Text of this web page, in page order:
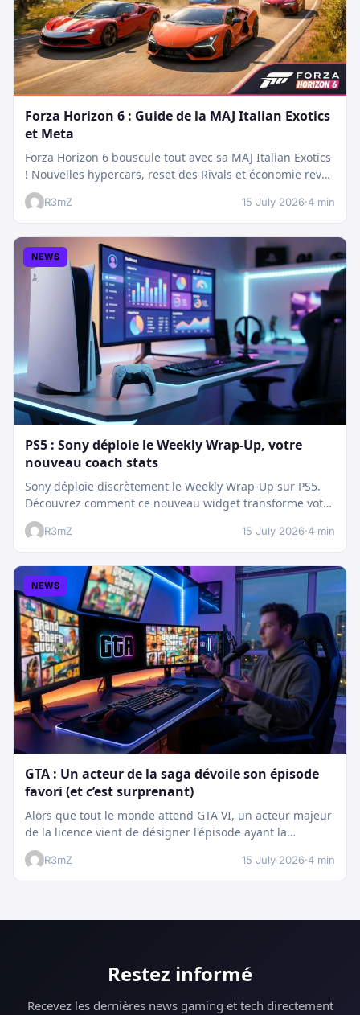
Forza Horizon 6 : Guide de la MAJ Italian Exotics
et Meta
Forza Horizon 6 bouscule tout avec sa MAJ Italian Exotics
! Nouvelles hypercars, reset des Rivals et économie revue
:…
R3mZ 15 July 2026·4 min
NEWS
PS5 : Sony déploie le Weekly Wrap-Up, votre
nouveau coach stats
Sony déploie discrètement le Weekly Wrap-Up sur PS5.
Découvrez comment ce nouveau widget transforme votre
dashboard et booste votre suivi…
R3mZ 15 July 2026·4 min
NEWS
GTA : Un acteur de la saga dévoile son épisode
favori (et c’est surprenant)
Alors que tout le monde attend GTA VI, un acteur majeur
de la licence vient de désigner l'épisode ayant la…
R3mZ 15 July 2026·4 min
Restez informé
Recevez les dernières news gaming et tech directement